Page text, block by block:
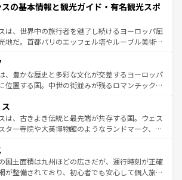
れるイタリアで、忘れられない旅をしてみよう！
着のイタリア情報は
付くこの国では、情熱的なフラメンコ、熱気あふ
、そして美味しいタパスが生活の一部となってい
マドリードの洗練された雰囲気や、バルセロナの
溢れた街角から、地方では古代ローマ遺跡や中世
方によって風土や気候が異なるスペインはその個
性で訪れる人を魅了する。 なお、新着のスペイン情報は コ
一覧を参照してほしい。
の基本情報と観光ガイド・有名観光スポ
は、世界中の旅行者を魅了し続けるヨーロッパ屈
地だ。首都パリのエッフェル塔やルーブル美術館
い魅力が詰まっている。華麗な宮殿、歴史的な大
しいビーチ、そして豊かな自然が、訪れる者を心
する。また、フランスは美食の国としても知ら
ャンパンの発祥地であるランス、プロヴァンスの
ラベンダー畑など、多彩な楽しみ方が可能だ。さ
リ以外の地域にも魅力が溢れており、どの街角に
に足を運ぶとそれぞれで全く異なる文化を体験で
きるだろう。 なお、新着のフランス情報はコンテンツ一覧
てほしい。
、豊かな歴史と多彩な文化が交差するヨーロッパ
位置する国。中世の街並みが残るロマンチック街
この国は、どこを歩いても飽きることがない。ベ
文化的活気、バイエルン州のアルプスの絶景、そ
ン川沿いのワイン畑といった風景は必見。ビール
きな人にはぜひ体験してほしい。 なお、新着の
報はコンテンツ一覧を参照してほしい。
は、古きよき伝統と最先端が共存する国。ウェス
ター寺院や大英博物館のようなランドマーク、歴
に異なる魅力がある。また、優雅なアフタヌーン
ビール好きにはたまらない英国パブ、サッカー観
本場だからこそできる体験も豊富。イギリスを旅
国土面積は九州ほどの広さだが、運行時刻が正確
が整備されており、初心者でも安心して個人旅行